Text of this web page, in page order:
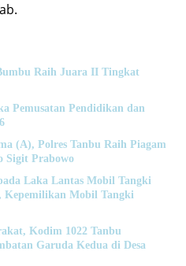
Raih Juara II Tingkat
Pemusatan Pendidikan dan
(A), Polres Tanbu Raih Piagam
Sigit Prabowo
Laka Lantas Mobil Tangki
Kepemilikan Mobil Tangki
Kodim 1022 Tanbu
Garuda Kedua di Desa